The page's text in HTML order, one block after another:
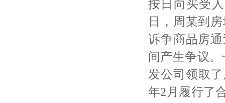
按日向买受
日，周某到
诉争商品房
间产生争议
发公司领取
年2月履行了